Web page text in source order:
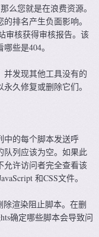
么您就是在浪费资源。
排名产生负面影响。
审核获得审核报告。该
些是404。
并发现其他工具没有的
久修复或删除它们。
中的每个脚本发送呼
队列应该为空。如果此
允许访问者完全查看该
和CSS文件。
除渲染阻止脚本。在删
确定哪些脚本会导致问